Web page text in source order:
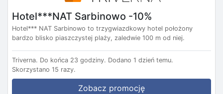
Hotel***NAT Sarbinowo -10%
Hotel*** NAT Sarbinowo to trzygwiazdkowy hotel położony
bardzo blisko piaszczystej plaży, zaledwie 100 m od niej.
Triverna. Do końca 23 godziny. Dodano 1 dzień temu.
Skorzystano 15 razy.
Zobacz promocję